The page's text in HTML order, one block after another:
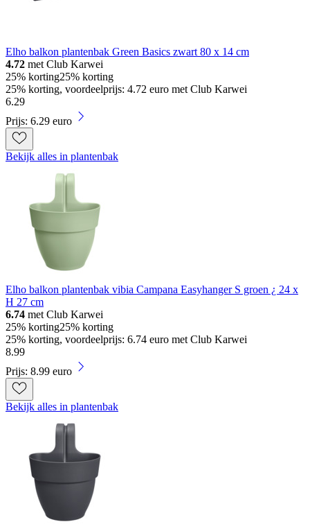
Elho balkon plantenbak Green Basics zwart 80 x 14 cm
4.72 met Club Karwei
25% korting25% korting
25% korting, voordeelprijs: 4.72 euro met Club Karwei
6.29
Prijs: 6.29 euro
Bekijk alles in plantenbak
Elho balkon plantenbak vibia Campana Easyhanger S groen ¿ 24 x
H 27 cm
6.74 met Club Karwei
25% korting25% korting
25% korting, voordeelprijs: 6.74 euro met Club Karwei
8.99
Prijs: 8.99 euro
Bekijk alles in plantenbak